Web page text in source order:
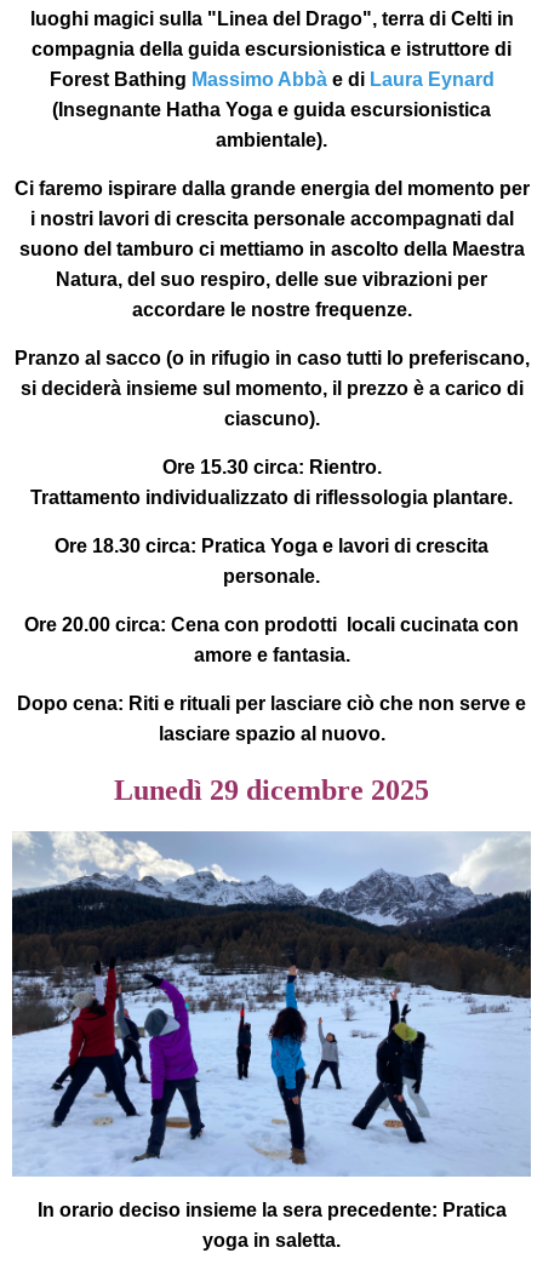
luoghi magici sulla "Linea del Drago", terra di Celti in
compagnia della guida escursionistica e istruttore di
Forest Bathing Massimo Abbàe di Laura Eynard
(Insegnante Hatha Yoga e guida escursionistica
ambientale).
Ci faremo ispirare dalla grande energia del momento per
i nostri lavori di crescita personale accompagnati dal
suono del tamburo ci mettiamo in ascolto della Maestra
Natura, del suo respiro, delle sue vibrazioni per
accordare le nostre frequenze.
Pranzo al sacco (o in rifugio in caso tutti lo preferiscano,
si deciderà insieme sul momento, il prezzo è a carico di
ciascuno).
Ore 15.30 circa: Rientro.
Trattamento individualizzato di riflessologia plantare.
Ore 18.30 circa: Pratica Yoga e lavori di crescita
personale.
Ore 20.00 circa: Cena con prodotti locali cucinata con
amore e fantasia.
Dopo cena: Riti e rituali per lasciare ciò che non serve e
lasciare spazio al nuovo.
Lunedì 29 dicembre 2025
In orario deciso insieme la sera precedente: Pratica
yoga in saletta.